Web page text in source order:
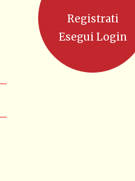
Registrati
Esegui Login